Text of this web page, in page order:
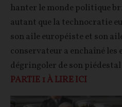
hanter le monde politique
autant que la technocratie
son aile européiste et son
conservateur a enchaîné les
dégringoler de son
PARTIE 1 À LIRE ICI